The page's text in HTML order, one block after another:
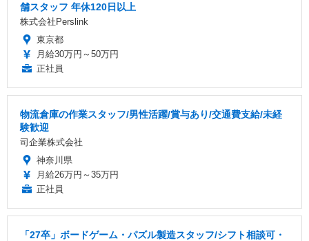
舗スタッフ 年休120日以上
株式会社Perslink
東京都
月給30万円～50万円
正社員
物流倉庫の作業スタッフ/男性活躍/賞与あり/交通費支給/未経
験歓迎
司企業株式会社
神奈川県
月給26万円～35万円
正社員
「27卒」ボードゲーム・パズル製造スタッフ/シフト相談可・